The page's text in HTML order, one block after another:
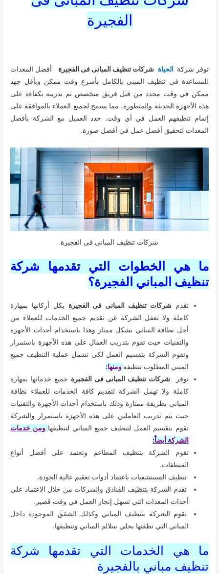
الفجيرة
توفر شركة الحياة شركات تنظيف المبانى فى الفجيرة أفضل المعدات
للمساعدة في تنظيف المبنى بالكامل بأسرع وقت ممكن وبأقل جهد
ممكن في وقت محدد من قبل فريق متخصص تم تدريبه بكفاءة على
هذه الأجهزة الحديثة والمتطورة، مما يسمح لجميع العملاء بالموافقة على
إتمام تنظيفهم العمل في أي وقت. حدد العميل مع الشركة بأفضل
المعدات لتحقيق أفضل عمل في أفضل صورة.
شركات تنظيف المبانى فى الفجيرة
ما هي الخطوات التي تقدمها شركة
تنظيف المباني الفجيرة؟
تقدم شركات تنظيف المبانى فى الفجيرة بكل أركانها بمهارة
كاملة ولا تغفل الشركة عن تقديم جميع الخدمات للعملاء من
أجل نظافة المباني بشكل ممتاز وهذا باستخدام أحداث الأجهزة
والتقنيات حيث تقوم بتدريب العمال على هذه الأجهزة باستمرار
وتقوم الشركة بتقسيم العمل لكي تشمل عملية التنظيف جميع
المبني المطلوب تنظيفه ومنها:
توفر شركات تنظيف المبانى فى الفجيرة جميع خدماتها بمهارة
كاملة ولا تهمل الشركة لتقديم كافة الخدمات للعملاء نظافة
المباني بطريقة ممتازة وذلك باستخدام أحداث الأجهزة والتقنيات
حيث يتم تدريب العاملين على هذه الأجهزة باستمرار والشركة
تقوم بتقسيم العمل لتنظيف جميع المباني لتنظيفها ومن خدمات
الشركة أيضاً:
تقوم الشركة بتنظيف المطاعم وتعتمد على أفضل أنواع
المنظفات.
تنظيف المستشفيات باعتماد أدوات تعقيم عالية الجودة.
تقدم الشركة بتنظيف الفنادق والشركات من خلال الاعتماد على
أحداث المعدات التي تسهل إنجاز العمل في وقت قصير.
تقوم الشركة بتنظيف المباني وكذلك الشقق الموجودة داخل
المباني التي نظفتها بجلي سلالم المباني وتنظيفها.
ما هي الخدمات التي تقدمها شركة
تنظيف مباني بالفجيرة